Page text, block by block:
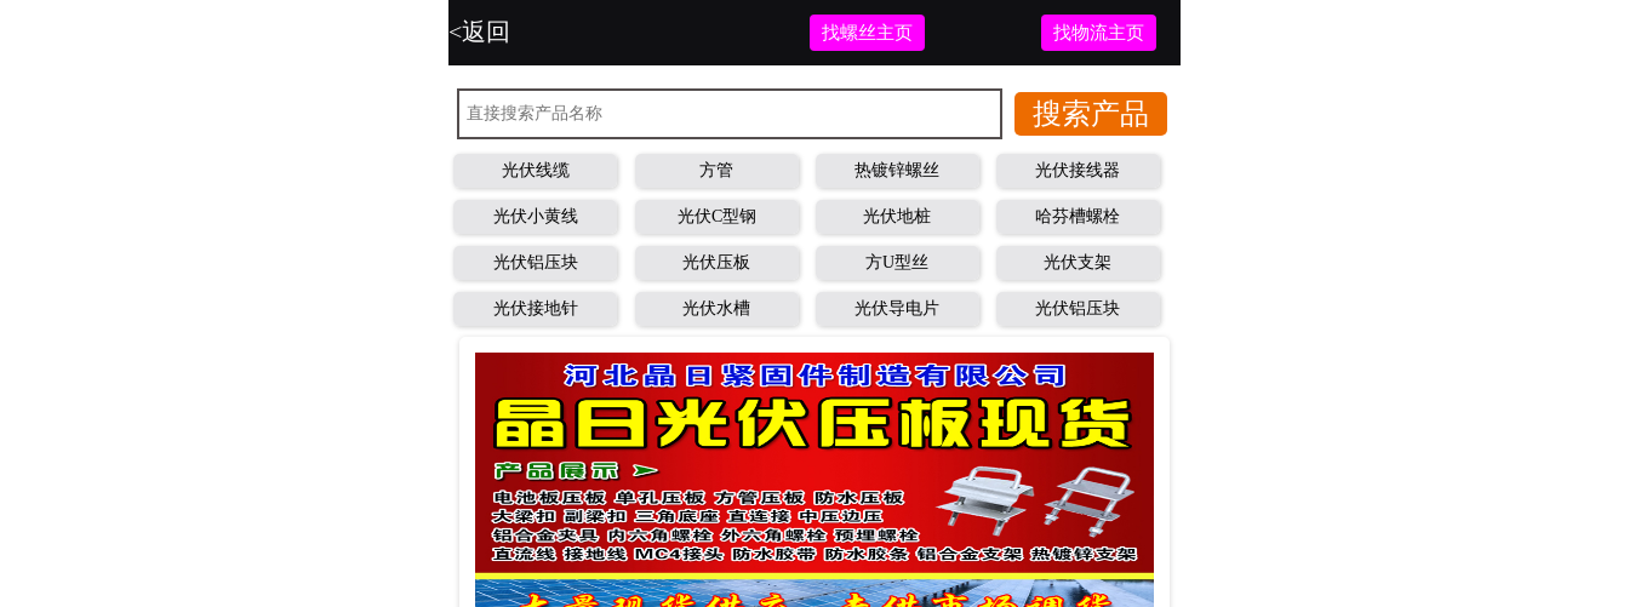
<返回 找螺丝主页 找物流主页
光伏线缆 方管 热镀锌螺丝 光伏接线器
光伏小黄线 光伏C型钢 光伏地桩 哈芬槽螺栓
光伏铝压块 光伏压板 方U型丝 光伏支架
光伏接地针 光伏水槽 光伏导电片 光伏铝压块